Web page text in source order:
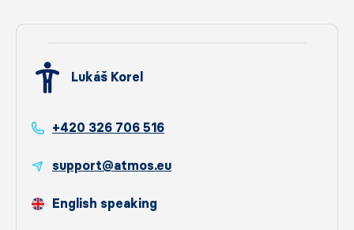
Lukáš Korel
+420 326 706 516
support@atmos.eu
English speaking